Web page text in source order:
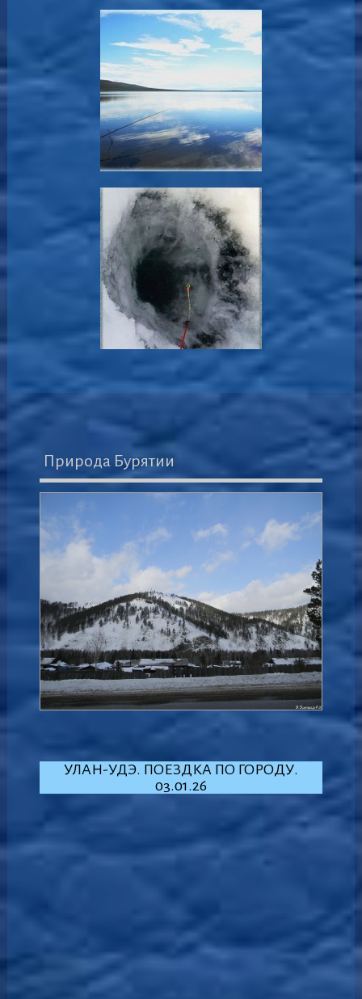
Природа Бурятии
УЛАН-УДЭ. ПОЕЗДКА ПО ГОРОДУ.
03.01.26